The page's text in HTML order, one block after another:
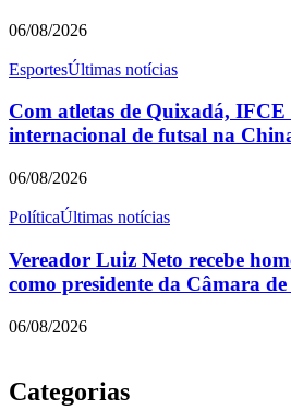
06/08/2026
EsportesÚltimas notícias
Com atletas de Quixadá,
internacional de futsal na
06/08/2026
PolíticaÚltimas notícias
Vereador Luiz Neto recebe
como presidente da Câmara
06/08/2026
Categorias